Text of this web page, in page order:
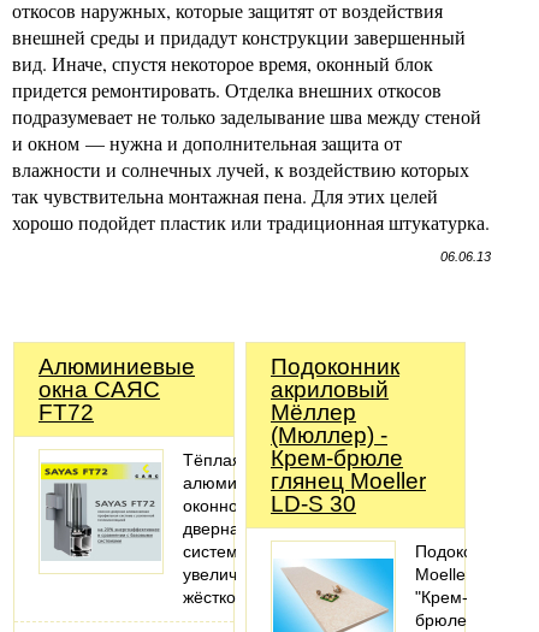
откосов наружных, которые защитят от воздействия
внешней среды и придадут конструкции завершенный
вид. Иначе, спустя некоторое время, оконный блок
придется ремонтировать. Отделка внешних откосов
подразумевает не только заделывание шва между стеной
и окном — нужна и дополнительная защита от
влажности и солнечных лучей, к воздействию которых
так чувствительна монтажная пена. Для этих целей
хорошо подойдет пластик или традиционная штукатурка.
06.06.13
Алюминиевые
окна САЯС
FT72
Тёплая
алюминиевая
оконно-
дверная
система
увеличенной
жёсткости.
Подоконник
акриловый
Мёллер
(Мюллер) -
Крем-брюле
глянец Moeller
LD-S 30
Подоконник
Moeller
"Крем-
брюле"